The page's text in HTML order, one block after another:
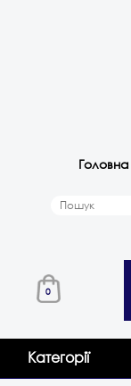
Головна
0
Категорії